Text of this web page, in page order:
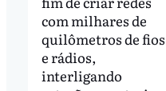
com milhares de
quilômetros de fios
e rádios,
interligando